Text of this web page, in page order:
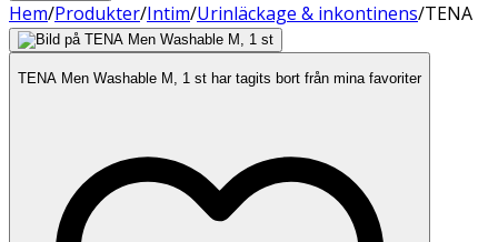
Hem/Produkter/Intim/Urinläckage & inkontinens/TENA
TENA Men Washable M, 1 st har tagits bort från mina favoriter